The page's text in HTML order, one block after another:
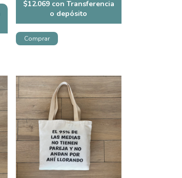
$12.069 con Transferencia
o depósito